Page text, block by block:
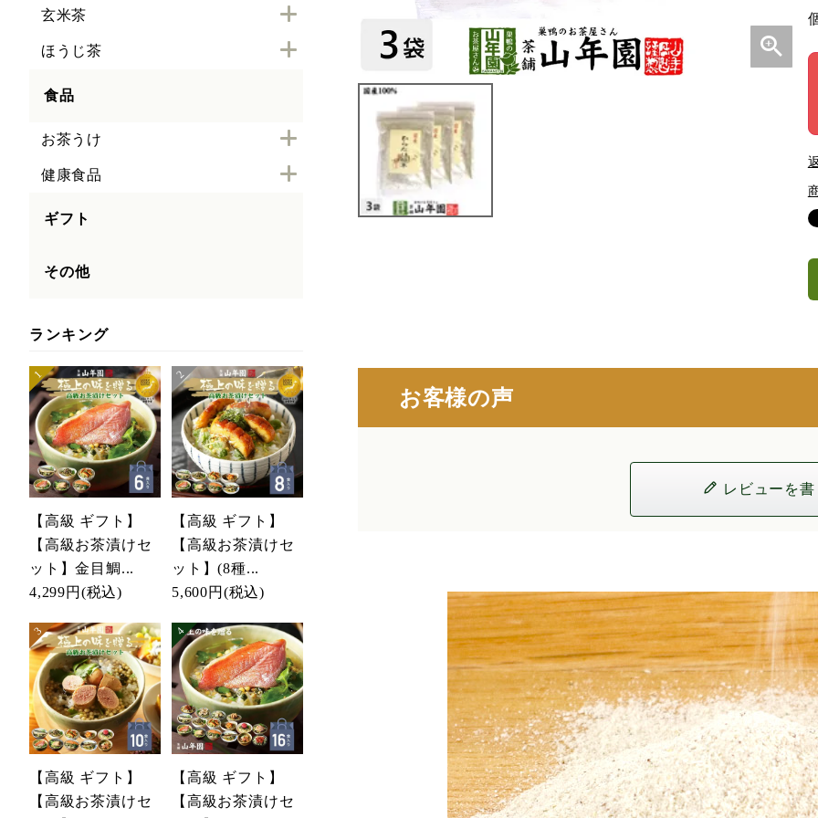
玄米茶
ほうじ茶
食品
お茶うけ
健康食品
ギフト
その他
ランキング
【高級 ギフト】
【高級お茶漬けセ
ット】金目鯛...
4,299円 (税込)
【高級 ギフト】
【高級お茶漬けセ
ット】(8種...
5,600円 (税込)
【高級 ギフト】
【高級お茶漬けセ
【高級 ギフト】
【高級お茶漬けセ
お客様の声
レビューを書